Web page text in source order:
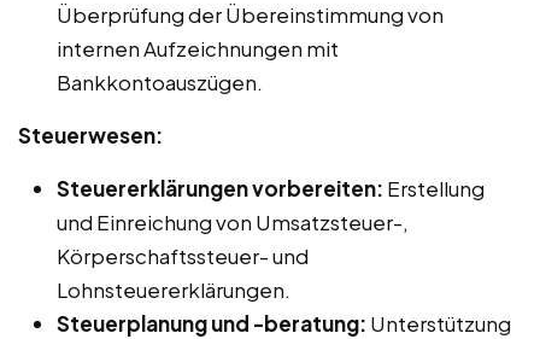
Überprüfung der Übereinstimmung von
internen Aufzeichnungen mit
Bankkontoauszügen.
Steuerwesen:
Steuererklärungen vorbereiten: Erstellung
und Einreichung von Umsatzsteuer-,
Körperschaftssteuer- und
Lohnsteuererklärungen.
Steuerplanung und -beratung: Unterstützung